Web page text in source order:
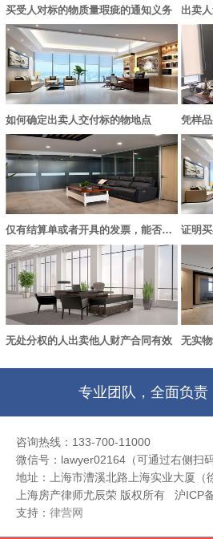
买受人对标的物质量瑕疵的通知义务 出卖
如何确定出卖人交付标的物地点 凭样
仅有结算单或者开具的发票，能否认定买卖合同成立？ 证明
无处分权的人出卖他人财产合同有效
专业团队，全面负责
咨询热线：133-700-11000
微信号：lawyer02164（可通过右侧扫码
地址：上海市漕溪北路上海实业大厦（
上海房产律师尤辰荣 版权所有 沪ICP
支持： 律营网